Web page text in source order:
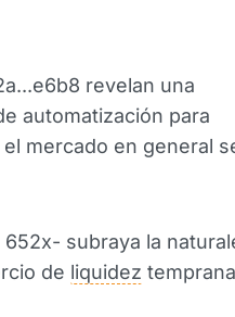
revelan una
automatización para
mercado en general
subraya la
de liquidez